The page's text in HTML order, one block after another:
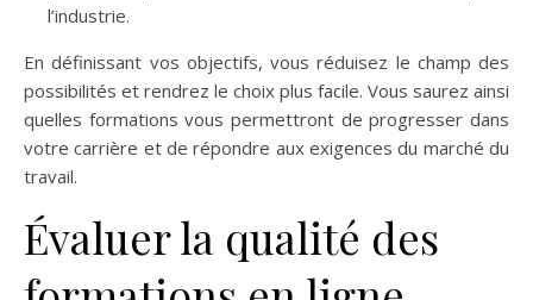
l’industrie.
En définissant vos objectifs, vous réduisez le champ des
possibilités et rendrez le choix plus facile. Vous saurez ainsi
quelles formations vous permettront de progresser dans
votre carrière et de répondre aux exigences du marché du
travail.
Évaluer la qualité des